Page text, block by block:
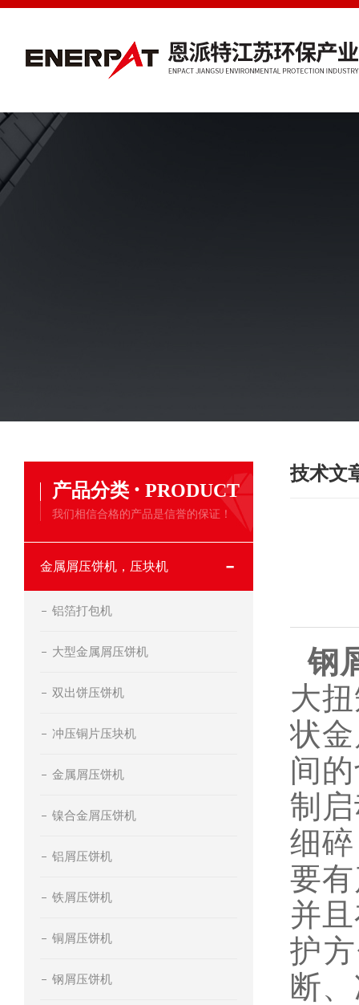
产品分类 · PRODUCT
我们相信合格的产品是信誉的保证！
金属屑压饼机，压块机
铝箔打包机
大型金属屑压饼机
双出饼压饼机
冲压铜片压块机
金属屑压饼机
镍合金屑压饼机
铝屑压饼机
铁屑压饼机
铜屑压饼机
钢屑压饼机
技术文
钢
大
状
间
制
细
要
并
护
断